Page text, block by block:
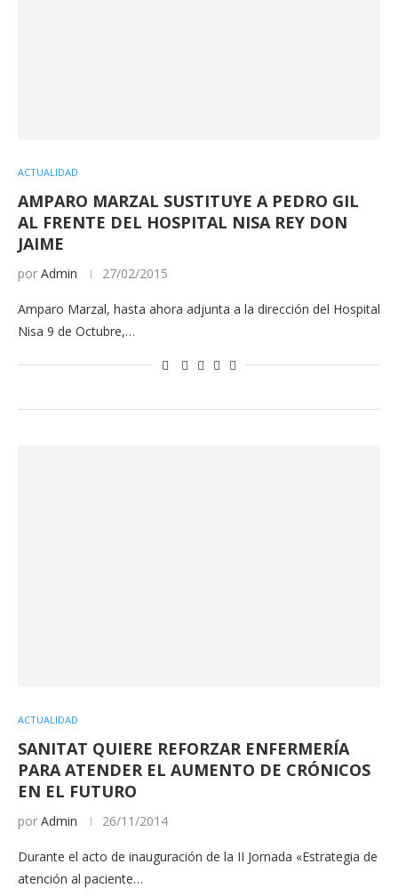
ACTUALIDAD
AMPARO MARZAL SUSTITUYE A PEDRO GIL
AL FRENTE DEL HOSPITAL NISA REY DON
JAIME
por Admin 27/02/2015
Amparo Marzal, hasta ahora adjunta a la dirección del Hospital
Nisa 9 de Octubre,…
ACTUALIDAD
SANITAT QUIERE REFORZAR ENFERMERÍA
PARA ATENDER EL AUMENTO DE CRÓNICOS
EN EL FUTURO
por Admin 26/11/2014
Durante el acto de inauguración de la II Jornada «Estrategia de
atención al paciente…